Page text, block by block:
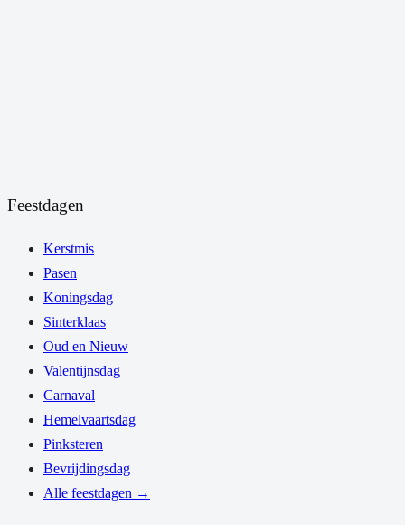
Feestdagen
Kerstmis
Pasen
Koningsdag
Sinterklaas
Oud en Nieuw
Valentijnsdag
Carnaval
Hemelvaartsdag
Pinksteren
Bevrijdingsdag
Alle feestdagen →